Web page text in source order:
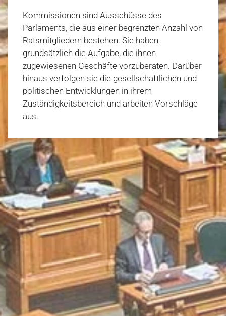
Kommissionen sind Ausschüsse des
Parlaments, die aus einer begrenzten Anzahl von
Ratsmitgliedern bestehen. Sie haben
grundsätzlich die Aufgabe, die ihnen
zugewiesenen Geschäfte vorzuberaten. Darüber
hinaus verfolgen sie die gesellschaftlichen und
politischen Entwicklungen in ihrem
Zuständigkeitsbereich und arbeiten Vorschläge
aus.